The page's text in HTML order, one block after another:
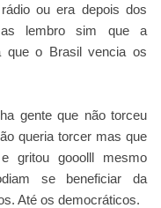
ou era depois dos
lembro sim que a
que o Brasil vencia os
gente que não torceu
queria torcer mas que
gritou gooolll mesmo
se beneficiar da
Até os democráticos.